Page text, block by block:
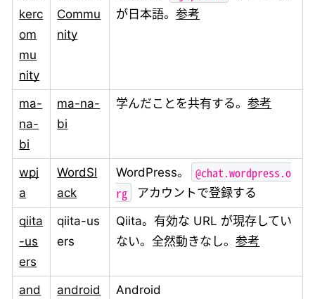
kerc
om
mu
nity
Commu
nity
が日本語。参考
ma-
na-
bi
ma-na-
bi
学んだことを共有する。参考
wpj
a
WordSl
ack
WordPress。
@chat.wordpress.o
rg
アカウントで登録する
qiita
-us
ers
qiita-us
ers
Qiita。有効な URL が現存してい
ない。全然動きなし。参考
and
android
Android